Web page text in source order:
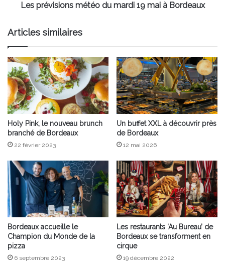
Les prévisions météo du mardi 19 mai à Bordeaux
Articles similaires
Holy Pink, le nouveau brunch
branché de Bordeaux
22 février 2023
Un buffet XXL à découvrir près
de Bordeaux
12 mai 2026
Bordeaux accueille le
Champion du Monde de la
pizza
6 septembre 2023
Les restaurants ‘Au Bureau’ de
Bordeaux se transforment en
cirque
19 décembre 2022